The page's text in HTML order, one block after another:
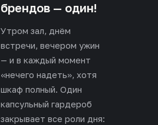
брендов — один!
Утром зал, днём
встречи, вечером ужин
— и в каждый момент
«нечего надеть», хотя
шкаф полный. Один
капсульный гардероб
закрывает все роли дня: